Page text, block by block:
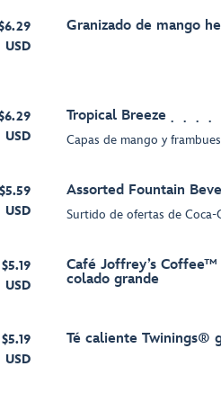
USD
Granizado de mango
USD
Tropical Breeze
Capas de mango y
$5.59
USD
Assorted Fountain
Surtido de ofertas de
$5.19
USD
Café Joffrey’s
colado grande
$5.19
USD
Té caliente Twinings®